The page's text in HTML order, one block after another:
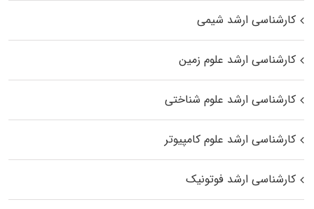
کارشناسی ارشد شیمی
کارشناسی ارشد علوم زمین
کارشناسی ارشد علوم شناختی
کارشناسی ارشد علوم کامپیوتر
کارشناسی ارشد فوتونیک